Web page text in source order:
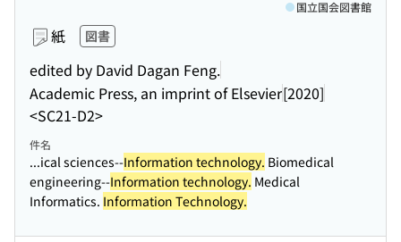
紙 図書
edited by David Dagan Feng.
Academic Press, an imprint of Elsevier[2020]
<SC21-D2>
国立国会図書館
件名
...ical sciences--Information technology. Biomedical
engineering--Information technology. Medical
Informatics. Information Technology.